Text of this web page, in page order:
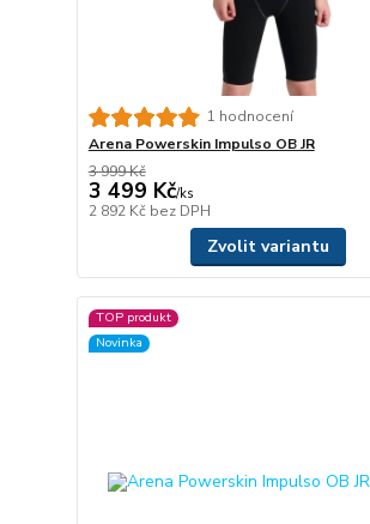
1 hodnocení
Arena Powerskin Impulso OB JR
3 999 Kč
3 499 Kč/ks
2 892 Kč bez DPH
Zvolit variantu
TOP produkt
Novinka